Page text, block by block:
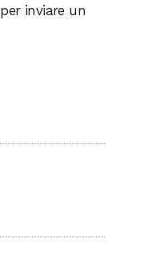
per inviare un